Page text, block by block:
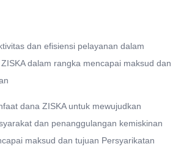
dan efisiensi pelayanan dalam
dalam rangka mencapai maksud dan
dana ZISKA untuk mewujudkan
dan penanggulangan kemiskinan
maksud dan tujuan Persyarikatan